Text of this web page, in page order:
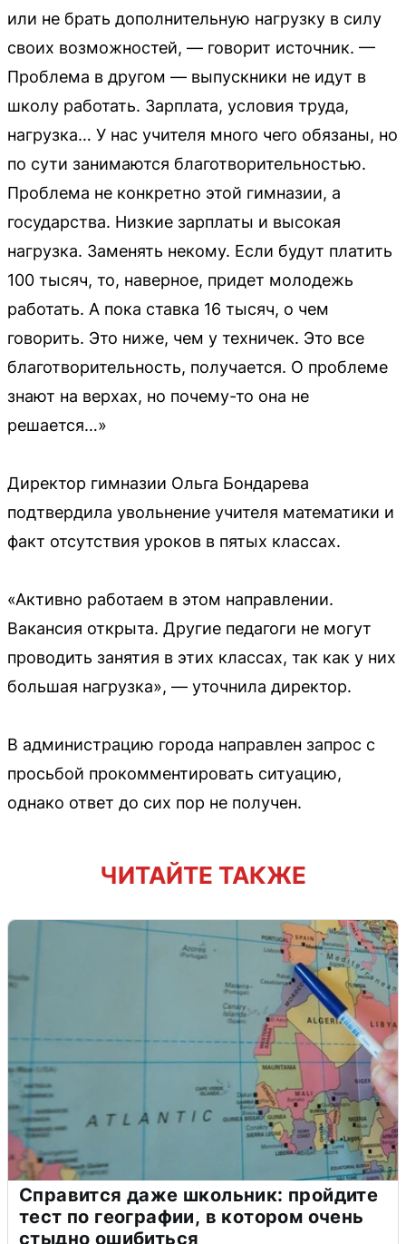
или не брать дополнительную нагрузку в силу
своих возможностей, — говорит источник. —
Проблема в другом — выпускники не идут в
школу работать. Зарплата, условия труда,
нагрузка… У нас учителя много чего обязаны, но
по сути занимаются благотворительностью.
Проблема не конкретно этой гимназии, а
государства. Низкие зарплаты и высокая
нагрузка. Заменять некому. Если будут платить
100 тысяч, то, наверное, придет молодежь
работать. А пока ставка 16 тысяч, о чем
говорить. Это ниже, чем у техничек. Это все
благотворительность, получается. О проблеме
знают на верхах, но почему-то она не
решается…»
Директор гимназии Ольга Бондарева
подтвердила увольнение учителя математики и
факт отсутствия уроков в пятых классах.
«Активно работаем в этом направлении.
Вакансия открыта. Другие педагоги не могут
проводить занятия в этих классах, так как у них
большая нагрузка», — уточнила директор.
В администрацию города направлен запрос с
просьбой прокомментировать ситуацию,
однако ответ до сих пор не получен.
ЧИТАЙТЕ ТАКЖЕ
Справится даже школьник: пройдите
тест по географии, в котором очень
стыдно ошибиться